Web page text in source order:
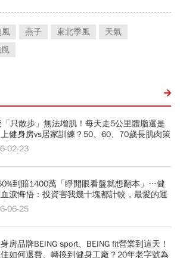
風 燕子 東北季風
天氣
只散步」無法增肌！每天走5公里體脂還是
健身房vs居家訓練？50、60、70歲長肌肉策
02-23
到賠1400萬「睜開眼看盤就想翻本」…健
淚悔悟：投資害我幾十塊都計較，最愛的運
06-25
房品牌BEING sport、BEING fit營業到這天！
如何退費、轉換到健身工廠？20年老字號為